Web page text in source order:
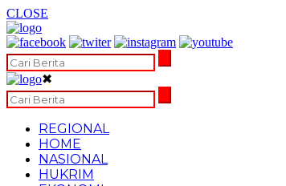
CLOSE
✖
REGIONAL
HOME
NASIONAL
HUKRIM